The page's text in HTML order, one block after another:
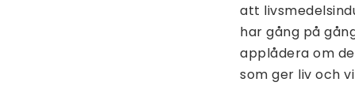
att
har gång på
applådera om
som ger liv och